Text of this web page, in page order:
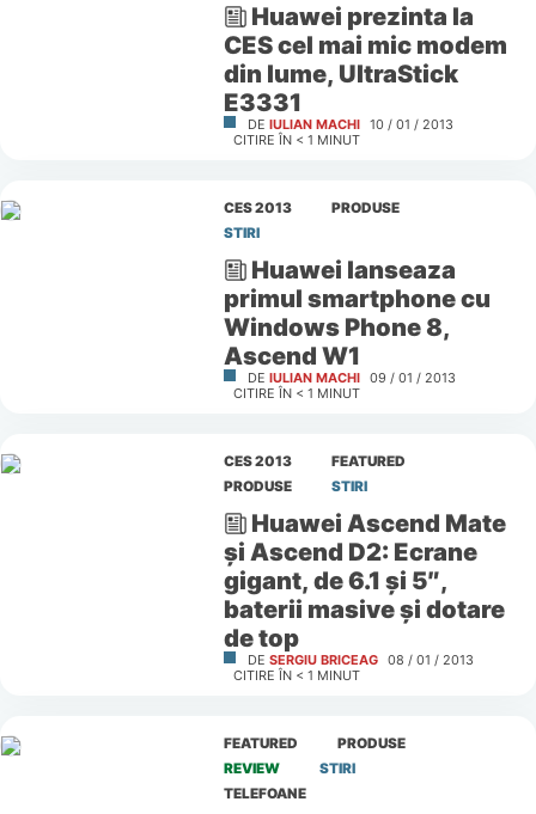
Huawei prezinta la
CES cel mai mic modem
din lume, UltraStick
E3331
DE IULIAN MACHI 10 / 01 / 2013
CITIRE ÎN < 1 MINUT
CES 2013
PRODUSE
STIRI
Huawei lanseaza
primul smartphone cu
Windows Phone 8,
Ascend W1
DE IULIAN MACHI 09 / 01 / 2013
CITIRE ÎN < 1 MINUT
CES 2013
FEATURED
PRODUSE
STIRI
Huawei Ascend Mate
și Ascend D2: Ecrane
gigant, de 6.1 și 5″,
baterii masive și dotare
de top
DE SERGIU BRICEAG 08 / 01 / 2013
CITIRE ÎN < 1 MINUT
FEATURED
PRODUSE
REVIEW
STIRI
TELEFOANE